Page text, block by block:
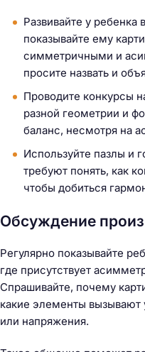
Развивайте у
показывайте ему
симметричными и
просите назвать и
Проводите конкурсы
разной геометрии и
баланс, несмотря на
Используйте пазлы и
требуют понять, как
чтобы добиться
Обсуждение
Регулярно показывайте
где присутствует
Спрашивайте, почему
какие элементы
или напряжения.